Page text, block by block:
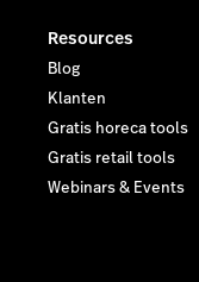
Resources
Blog
Klanten
Gratis horeca tools
Gratis retail tools
Webinars & Events